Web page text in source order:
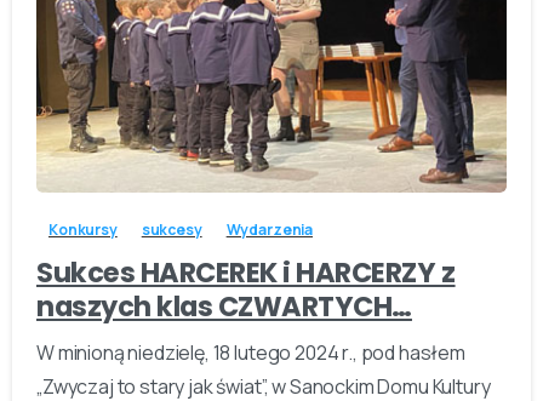
-
Konkursy sukcesy Wydarzenia
Sukces HARCEREK i HARCERZY z
naszych klas CZWARTYCH…
W minioną niedzielę, 18 lutego 2024 r., pod hasłem
„Zwyczaj to stary jak świat”, w Sanockim Domu Kultury